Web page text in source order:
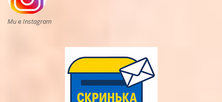
Ми в Instagram